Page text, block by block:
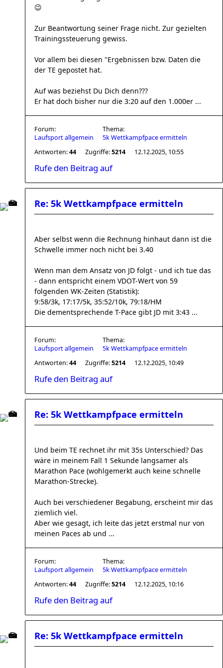
😉
Zur Beantwortung seiner Frage nicht. Zur gezielten
Trainingssteuerung gewiss.
Vor allem bei diesen "Ergebnissen bzw. Daten die
der TE gepostet hat.
Auf was beziehst Du Dich denn???
Er hat doch bisher nur die 3:20 auf den 1.000er ...
Forum:
Laufsport allgemein
Thema:
5k Wettkampfpace ermitteln
Antworten:44 Zugriffe:5214 12.12.2025, 10:55
Rufe den Beitrag auf
Re: 5k Wettkampfpace ermitteln
Aber selbst wenn die Rechnung hinhaut dann ist die
Schwelle immer noch nicht bei 3.40
Wenn man dem Ansatz von JD folgt - und ich tue das
- dann entspricht einem VDOT-Wert von 59
folgenden WK-Zeiten (Statistik):
9:58/3k, 17:17/5k, 35:52/10k, 79:18/HM
Die dementsprechende T-Pace gibt JD mit 3:43 ...
Forum:
Laufsport allgemein
Thema:
5k Wettkampfpace ermitteln
Antworten:44 Zugriffe:5214 12.12.2025, 10:49
Rufe den Beitrag auf
Re: 5k Wettkampfpace ermitteln
Und beim TE rechnet ihr mit 35s Unterschied? Das
wäre in meinem Fall 1 Sekunde langsamer als
Marathon Pace (wohlgemerkt auch keine schnelle
Marathon-Strecke).
Auch bei verschiedener Begabung, erscheint mir das
ziemlich viel.
Aber wie gesagt, ich leite das jetzt erstmal nur von
meinen Paces ab und ...
Forum:
Laufsport allgemein
Thema:
5k Wettkampfpace ermitteln
Antworten:44 Zugriffe:5214 12.12.2025, 10:16
Rufe den Beitrag auf
Re: 5k Wettkampfpace ermitteln